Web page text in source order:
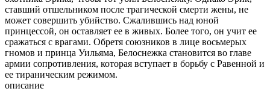
ставший отшельником после трагической смерти жены, не
может совершить убийство. Сжалившись над юной
принцессой, он оставляет ее в живых. Более того, он учит ее
сражаться с врагами. Обретя союзников в лице восьмерых
гномов и принца Уильяма, Белоснежка становится во главе
армии сопротивления, которая вступает в борьбу с Равенной и
ее тираническим режимом.
описание